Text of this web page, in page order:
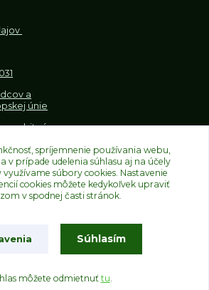
a
únie
osobitné
Upravit sběr cookies.
na Eshop-rychlo.sk
spríjemnenie používania webu,
v prípade udelenia súhlasu aj na účely
súbory cookies. Nastavenie
cookies môžete kedykoľvek upraviť
v spodnej časti stránok.
Súhlasím
môžete odmietnuť tu